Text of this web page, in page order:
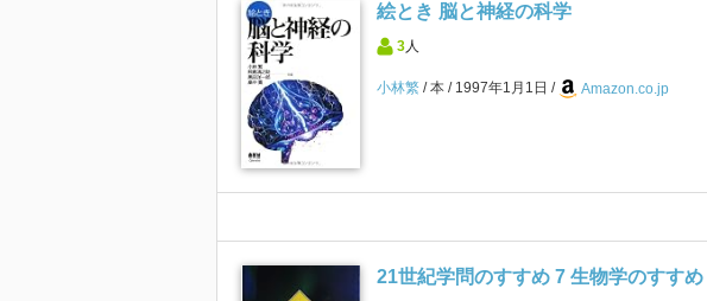
絵とき 脳と神経の科学
3人
小林繁 本 1997年1月1日 Amazon.co.jp
21世紀学問のすすめ 7 生物学のすすめ